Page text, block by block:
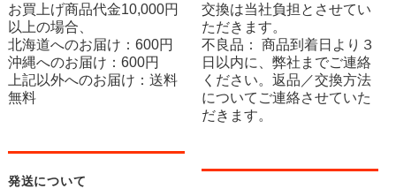
お買上げ商品代金10,000円
以上の場合、
北海道へのお届け：600円
沖縄へのお届け：600円
上記以外へのお届け：送料
無料
発送について
交換は当社負担とさせてい
ただきます。
不良品： 商品到着日より３
日以内に、弊社までご連絡
ください。返品／交換方法
についてご連絡させていた
だきます。